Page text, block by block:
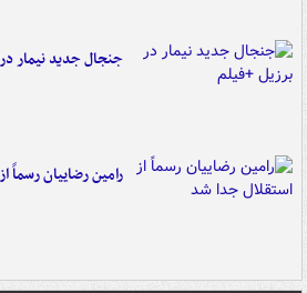
جنجال جدید نیمار
رامین رضاییان رسماً